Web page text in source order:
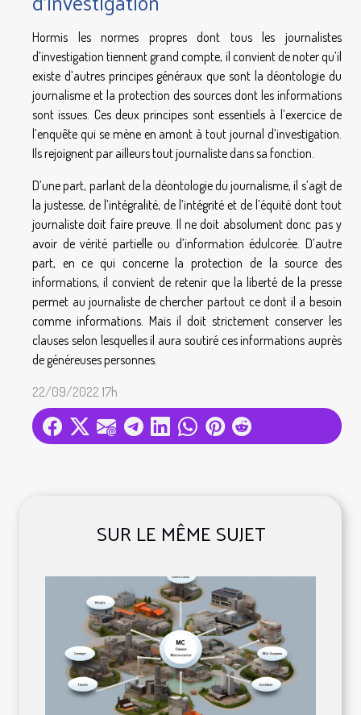
SUR LE MÊME SUJET
Hormis les normes propres dont tous les journalistes
d’investigation tiennent grand compte, il convient de noter qu’il
existe d’autres principes généraux que sont la déontologie du
journalisme et la protection des sources dont les informations
sont issues. Ces deux principes sont essentiels à l’exercice de
l’enquête qui se mène en amont à tout journal d’investigation.
Ils rejoignent par ailleurs tout journaliste dans sa fonction.
D’une part, parlant de la déontologie du journalisme, il s’agit de
la justesse, de l’intégralité, de l’intégrité et de l’équité dont tout
journaliste doit faire preuve. Il ne doit absolument donc pas y
avoir de vérité partielle ou d’information édulcorée. D’autre
part, en ce qui concerne la protection de la source des
informations, il convient de retenir que la liberté de la presse
permet au journaliste de chercher partout ce dont il a besoin
comme informations. Mais il doit strictement conserver les
clauses selon lesquelles il aura soutiré ces informations auprès
de généreuses personnes.
22/09/2022 17h